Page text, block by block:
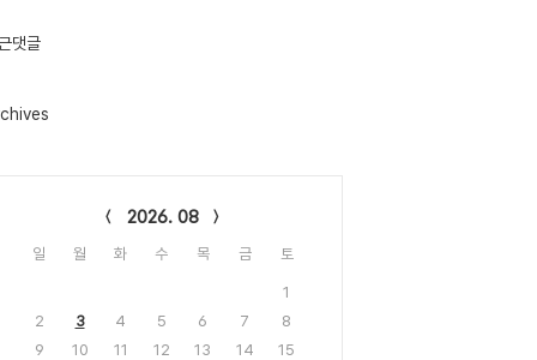
댓글
2026. 08
일 월 화 수 목 금 토
1
2
3 4 5 6 7
8
9
10 11 12 13 14
15